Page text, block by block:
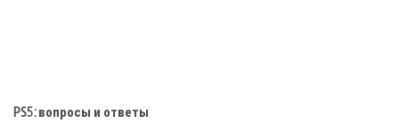
PS5: вопросы и ответы